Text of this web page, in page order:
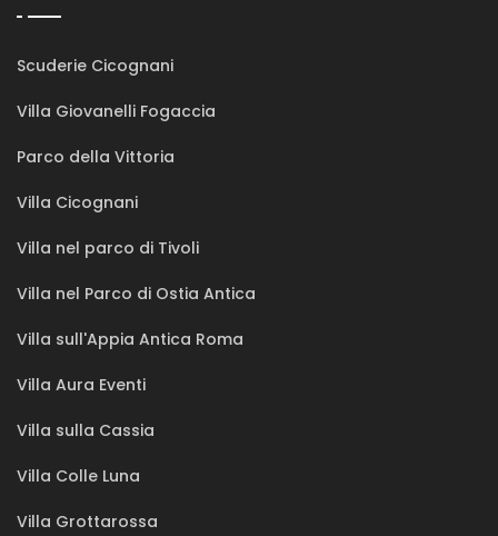
Scuderie Cicognani
Villa Giovanelli Fogaccia
Parco della Vittoria
Villa Cicognani
Villa nel parco di Tivoli
Villa nel Parco di Ostia Antica
Villa sull'Appia Antica Roma
Villa Aura Eventi
Villa sulla Cassia
Villa Colle Luna
Villa Grottarossa